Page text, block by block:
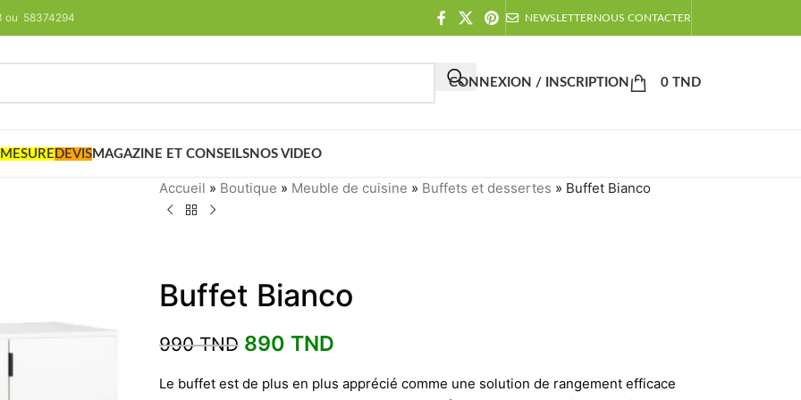
ou 58374294 NEWSLETTERNOUS CONTACTER
CONNEXION / INSCRIPTION 0 TND
DEVIS MAGAZINE ET CONSEILS NOS VIDEO
Accueil » Boutique » Meuble de cuisine » Buffets et dessertes » Buffet Bianco
Buffet Bianco
990TND 890 TND
Le buffet est de plus en plus apprécié comme une solution de rangement efficace